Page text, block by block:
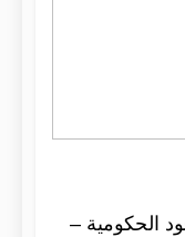
الحكومية –